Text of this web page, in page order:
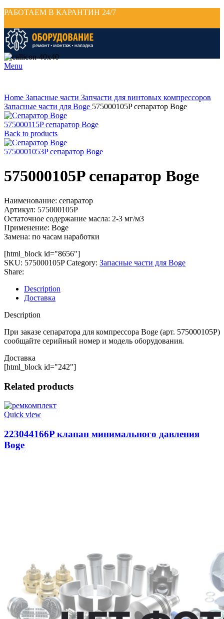
РАБОТАЕМ В КАРАНТИН 24/7
Menu
Home Запасные части Запчасти для винтовых компрессоров
Запасные части для Boge 575000105P сепаратор Boge
575000115P сепаратор Boge
Back to products
5750001053P сепаратор Boge
575000105P сепаратор Boge
Наименование: сепаратор
Артикул: 575000105P
Остаточное содержание масла: 2-3 мг/м3
Применение: Boge
Замена: по часам наработки
[html_block id="8656"]
SKU: 575000105PCategory: Запасные части для Boge
Share:
Description
Доставка
Description
При заказе сепаратора для компрессора Boge (арт. 575000105P)
сообщайте серийный номер и модель оборудования.
Доставка
[html_block id="242"]
Related products
Quick view
223044166P клапан минимального давления
Boge